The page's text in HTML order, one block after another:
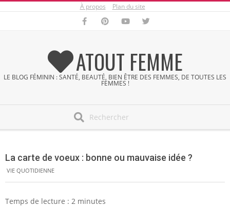
À propos Plan du site
ATOUT FEMME
LE BLOG FÉMININ : SANTÉ, BEAUTÉ, BIEN ÊTRE DES FEMMES, DE TOUTES LES
FEMMES !
Menu
La carte de voeux : bonne ou mauvaise idée ?
VIE QUOTIDIENNE
Temps de lecture : 2 minutes